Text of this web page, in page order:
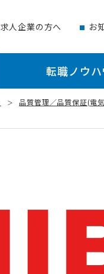
求人企業の方へ お
転職ノウハ
品質管理／品質保証(電